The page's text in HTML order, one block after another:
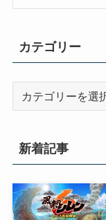
カテゴリー
リ
ー
新着記事